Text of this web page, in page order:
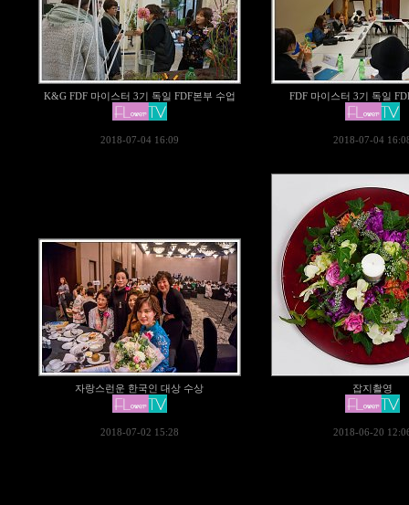
K&G FDF 마이스터 3기 독일 FDF본부 수업
2018-07-04 16:09
FDF 마이스터 3기 독일
2018-07-04
자랑스런운 한국인 대상 수상
2018-07-02 15:28
잡지촬영
2018-06-20